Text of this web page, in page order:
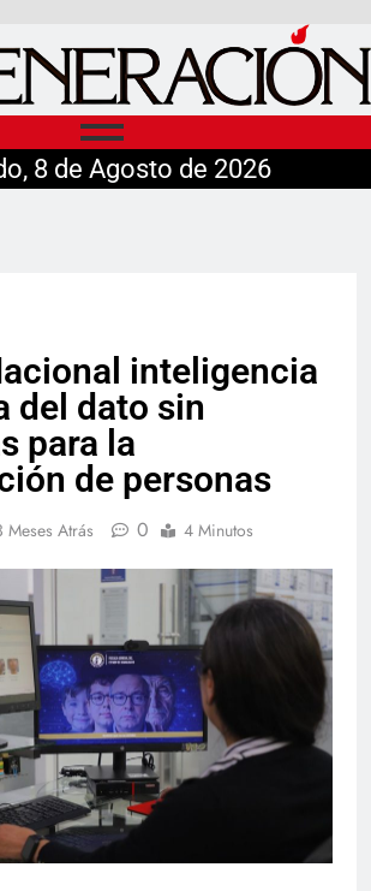
8 de Agosto de 2026
inteligencia
del dato sin
para la
de personas
Meses Atrás 0 4 Minutos